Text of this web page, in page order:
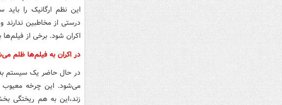
این نظم ارگانیک را
درستی از مخاطبین
اکران شود. برخی از فیلم‌ها برای نمایش
در اکران به فیلم‌ها ظلم
در حال حاضر یک سیستم به
می‌شود. این چرخه معیوب
زند،این به هم ریختگی